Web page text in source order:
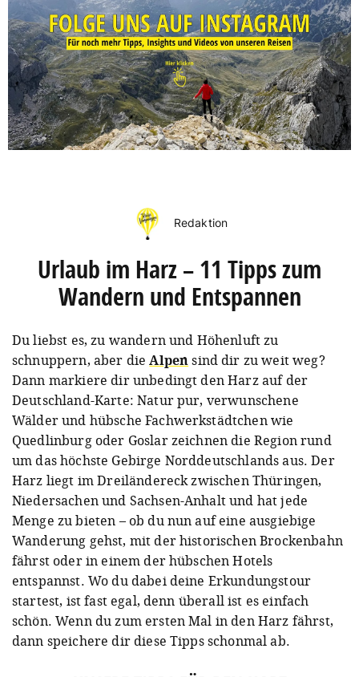
Redaktion
Urlaub im Harz – 11 Tipps zum
Wandern und Entspannen
Du liebst es, zu wandern und Höhenluft zu
schnuppern, aber dieAlpensind dir zu weit weg?
Dann markiere dir unbedingt den Harz auf der
Deutschland-Karte: Natur pur, verwunschene
Wälder und hübsche Fachwerkstädtchen wie
Quedlinburg oder Goslar zeichnen die Region rund
um das höchste Gebirge Norddeutschlands aus. Der
Harz liegt im Dreiländereck zwischen Thüringen,
Niedersachen und Sachsen-Anhalt und hat jede
Menge zu bieten – ob du nun auf eine ausgiebige
Wanderung gehst, mit der historischen Brockenbahn
fährst oder in einem der hübschen Hotels
entspannst. Wo du dabei deine Erkundungstour
startest, ist fast egal, denn überall ist es einfach
schön. Wenn du zum ersten Mal in den Harz fährst,
dann speichere dir diese Tipps schonmal ab.